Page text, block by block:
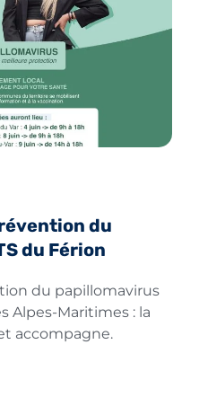
du
du Férion
du papillomavirus
Alpes-Maritimes : la
accompagne.